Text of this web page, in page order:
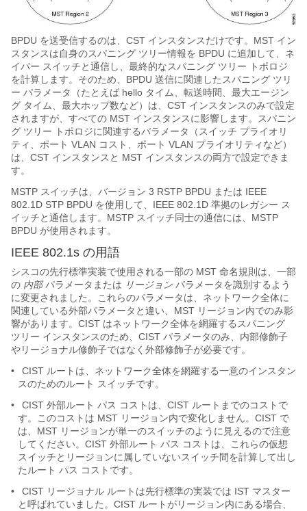
BPDU を送受信するのは、CST インスタンスだけです。MST イン
スタンスは自身のスパニング ツリー情報を BPDU に追加して、ネ
イバー スイッチと通信し、最終的なスパニング ツリー トポロジ
を計算します。そのため、BPDU 送信に関連したスパニング ツリ
ー パラメータ（たとえば hello タイム、転送時間、最大エージン
グ タイム、最大ホップ数など）は、CST インスタンスのみで設定
されますが、すべての MST インスタンスに影響します。スパニン
グ ツリー トポロジに関連するパラメータ（スイッチ プライオリ
ティ、ポート VLAN コスト、ポート VLAN プライオリティなど）
は、CST インスタンスと MST インスタンスの両方で設定できま
す。
MSTP スイッチは、バージョン 3 RSTP BPDU または IEEE
802.1D STP BPDU を使用して、IEEE 802.1D 準拠のレガシー ス
イッチと通信します。MSTP スイッチ同士の通信には、MSTP
BPDU が使用されます。
IEEE 802.1s の用語
シスコの先行標準実装で使用される一部の MST 命名規則は、一部
の 内部パラメータまたは リージョン パラメータを識別するよう
に変更されました。これらのパラメータは、ネットワーク全体に
関連している外部パラメータと違い、MST リージョン内でのみ影
響があります。CIST はネットワーク全体を網羅するスパニング
ツリー インスタンスのため、CIST パラメータのみ、内部修飾子
やリージョナル修飾子ではなく外部修飾子が必要です。
•
CIST ルートは、ネットワーク全体を網羅する一意のインスタン
スのためのルート スイッチです。
•
CIST 外部ルート パス コストは、CIST ルートまでのコストで
す。このコストは MST リージョン内で変化しません。CIST で
は、MST リージョンが単一のスイッチのように見えるので注意
してください。CIST 外部ルート パス コストは、これらの仮想
スイッチとリージョンに属していないスイッチ間を計算して出し
たルート パス コストです。
•
CIST リージョナル ルートは先行標準の実装では IST マスター
と呼ばれていました。CIST ルートがリージョン内にある場合、